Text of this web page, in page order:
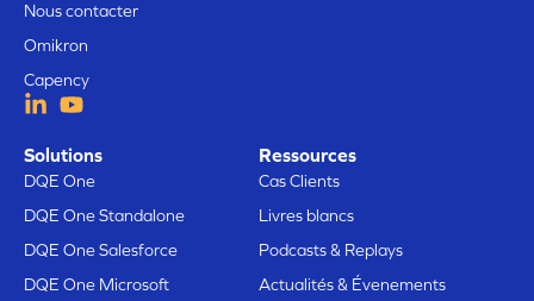
Nous contacter
Omikron
Capency
Solutions
DQE One
DQE One Standalone
DQE One Salesforce
DQE One Microsoft
Ressources
Cas Clients
Livres blancs
Podcasts & Replays
Actualités & Évenements